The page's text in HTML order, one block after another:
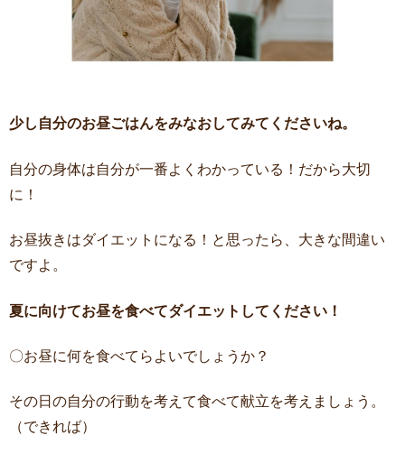
少し自分のお昼ごはんをみなおしてみてくださいね。
自分の身体は自分が一番よくわかっている！だから大切
に！
お昼抜きはダイエットになる！と思ったら、大きな間違い
ですよ。
夏に向けてお昼を食べてダイエットしてください！
〇お昼に何を食べてらよいでしょうか？
その日の自分の行動を考えて食べて献立を考えましょう。
（できれば）